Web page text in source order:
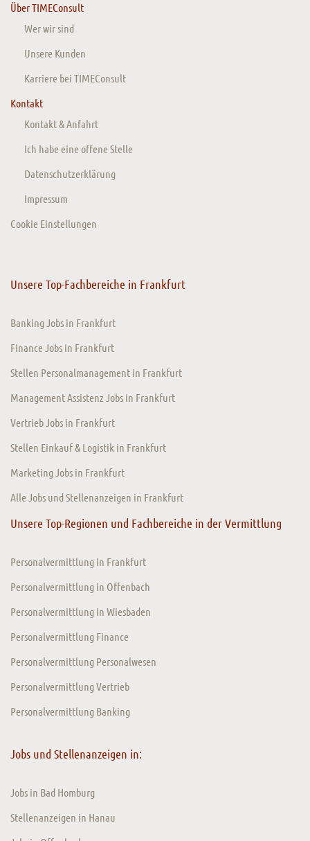
Über TIMEConsult
Wer wir sind
Unsere Kunden
Karriere bei TIMEConsult
Kontakt
Kontakt & Anfahrt
Ich habe eine offene Stelle
Datenschutzerklärung
Impressum
Cookie Einstellungen
Unsere Top-Fachbereiche in Frankfurt
Banking Jobs in Frankfurt
Finance Jobs in Frankfurt
Stellen Personalmanagement in Frankfurt
Management Assistenz Jobs in Frankfurt
Vertrieb Jobs in Frankfurt
Stellen Einkauf & Logistik in Frankfurt
Marketing Jobs in Frankfurt
Alle Jobs und Stellenanzeigen in Frankfurt
Unsere Top-Regionen und Fachbereiche in der Vermittlung
Personalvermittlung in Frankfurt
Personalvermittlung in Offenbach
Personalvermittlung in Wiesbaden
Personalvermittlung Finance
Personalvermittlung Personalwesen
Personalvermittlung Vertrieb
Personalvermittlung Banking
Jobs und Stellenanzeigen in:
Jobs in Bad Homburg
Stellenanzeigen in Hanau